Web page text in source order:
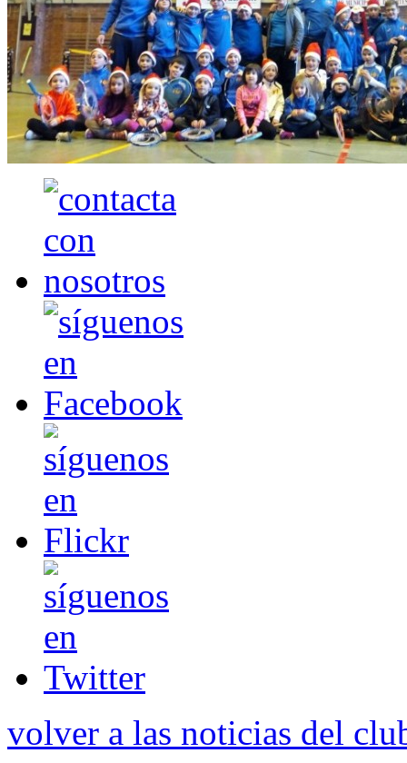
volver a las noticias del